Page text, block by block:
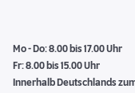
Mo - Do: 8.00 bis 17.00 Uhr
Fr: 8.00 bis 15.00 Uhr
Innerhalb Deutschlands